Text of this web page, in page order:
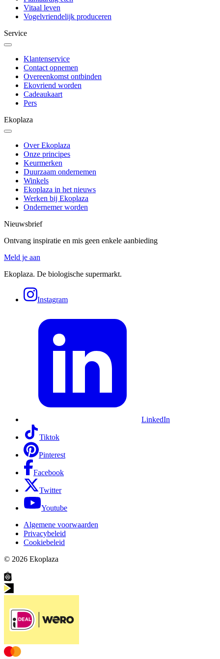
Vitaal leven
Vogelvriendelijk produceren
Service
Klantenservice
Contact opnemen
Overeenkomst ontbinden
Ekovriend worden
Cadeaukaart
Pers
Ekoplaza
Over Ekoplaza
Onze principes
Keurmerken
Duurzaam ondernemen
Winkels
Ekoplaza in het nieuws
Werken bij Ekoplaza
Ondernemer worden
Nieuwsbrief
Ontvang inspiratie en mis geen enkele aanbieding
Meld je aan
Ekoplaza. De biologische supermarkt.
Instagram
LinkedIn
Tiktok
Pinterest
Facebook
Twitter
Youtube
Algemene voorwaarden
Privacybeleid
Cookiebeleid
© 2026 Ekoplaza